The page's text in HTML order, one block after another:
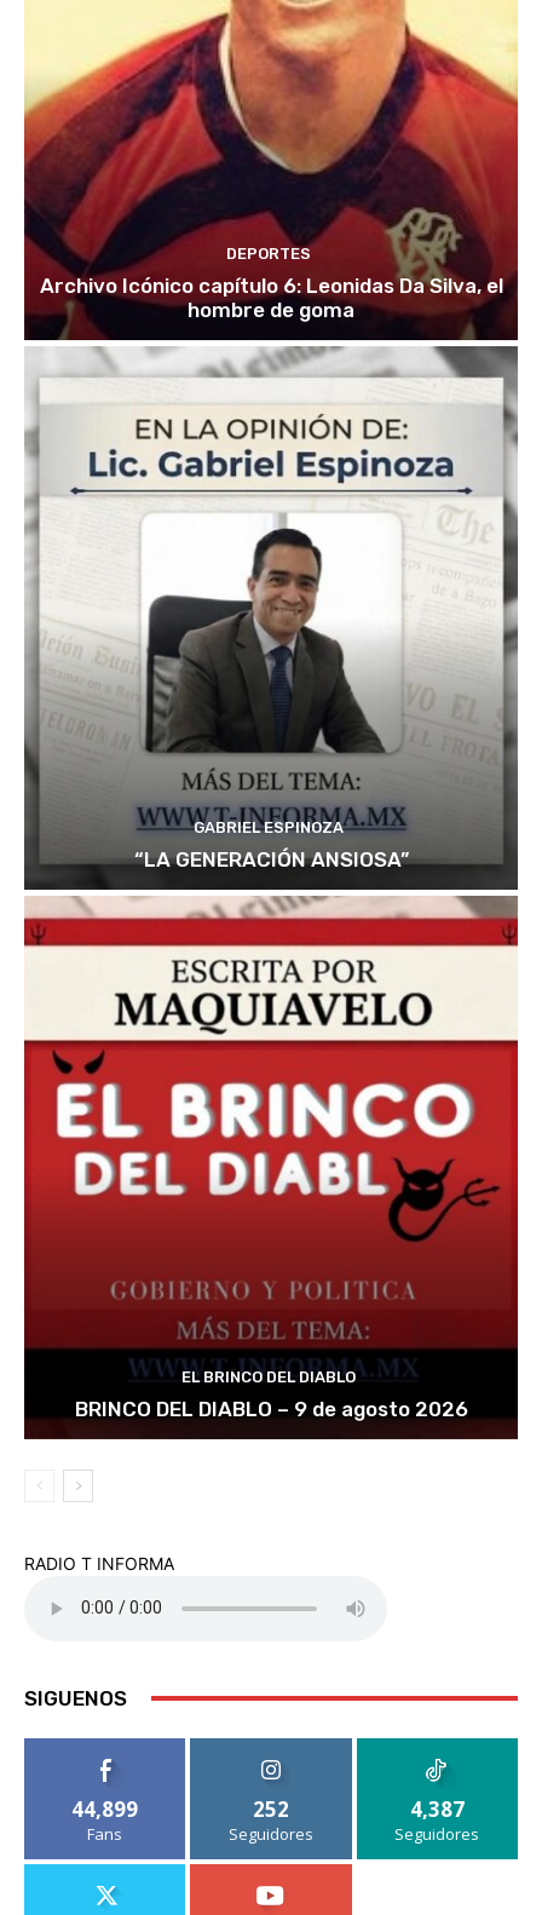
DEPORTES
Archivo Icónico capítulo 6: Leonidas Da Silva, el
hombre de goma
GABRIEL ESPINOZA
“LA GENERACIÓN ANSIOSA”
EL BRINCO DEL DIABLO
BRINCO DEL DIABLO – 9 de agosto 2026
RADIO T INFORMA
SIGUENOS
44,899
Fans
252
Seguidores
4,387
Seguidores